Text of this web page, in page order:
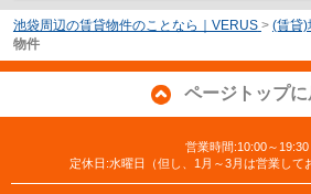
池袋周辺の賃貸物件のことなら｜VERUS > (賃貸)
物件
ページトップに
営業時間:10:00～19:30
定休日:水曜日（但し、1月～3月は営業して